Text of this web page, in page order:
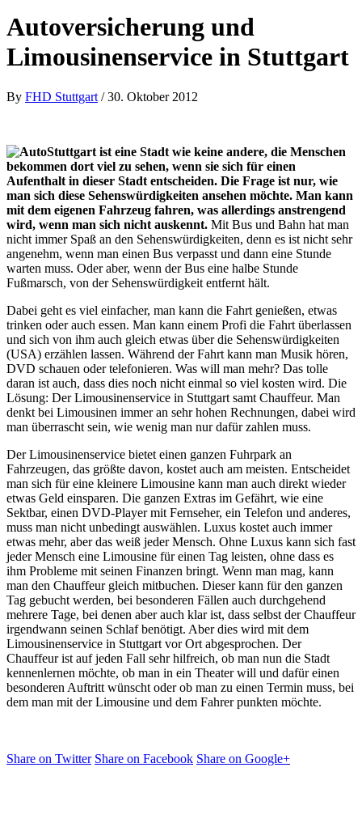
Autoversicherung und
Limousinenservice in Stuttgart
By FHD Stuttgart /30. Oktober 2012
Stuttgart ist eine Stadt wie keine andere, die Menschen
bekommen dort viel zu sehen, wenn sie sich für einen
Aufenthalt in dieser Stadt entscheiden. Die Frage ist nur, wie
man sich diese Sehenswürdigkeiten ansehen möchte. Man kann
mit dem eigenen Fahrzeug fahren, was allerdings anstrengend
wird, wenn man sich nicht auskennt. Mit Bus und Bahn hat man
nicht immer Spaß an den Sehenswürdigkeiten, denn es ist nicht sehr
angenehm, wenn man einen Bus verpasst und dann eine Stunde
warten muss. Oder aber, wenn der Bus eine halbe Stunde
Fußmarsch, von der Sehenswürdigkeit entfernt hält.
Dabei geht es viel einfacher, man kann die Fahrt genießen, etwas
trinken oder auch essen. Man kann einem Profi die Fahrt überlassen
und sich von ihm auch gleich etwas über die Sehenswürdigkeiten
(USA) erzählen lassen. Während der Fahrt kann man Musik hören,
DVD schauen oder telefonieren. Was will man mehr? Das tolle
daran ist auch, dass dies noch nicht einmal so viel kosten wird. Die
Lösung: Der Limousinenservice in Stuttgart samt Chauffeur. Man
denkt bei Limousinen immer an sehr hohen Rechnungen, dabei wird
man überrascht sein, wie wenig man nur dafür zahlen muss.
Der Limousinenservice bietet einen ganzen Fuhrpark an
Fahrzeugen, das größte davon, kostet auch am meisten. Entscheidet
man sich für eine kleinere Limousine kann man auch direkt wieder
etwas Geld einsparen. Die ganzen Extras im Gefährt, wie eine
Sektbar, einen DVD-Player mit Fernseher, ein Telefon und anderes,
muss man nicht unbedingt auswählen. Luxus kostet auch immer
etwas mehr, aber das weiß jeder Mensch. Ohne Luxus kann sich fast
jeder Mensch eine Limousine für einen Tag leisten, ohne dass es
ihm Probleme mit seinen Finanzen bringt. Wenn man mag, kann
man den Chauffeur gleich mitbuchen. Dieser kann für den ganzen
Tag gebucht werden, bei besonderen Fällen auch durchgehend
mehrere Tage, bei denen aber auch klar ist, dass selbst der Chauffeur
irgendwann seinen Schlaf benötigt. Aber dies wird mit dem
Limousinenservice in Stuttgart vor Ort abgesprochen. Der
Chauffeur ist auf jeden Fall sehr hilfreich, ob man nun die Stadt
kennenlernen möchte, ob man in ein Theater will und dafür einen
besonderen Auftritt wünscht oder ob man zu einen Termin muss, bei
dem man mit der Limousine und dem Fahrer punkten möchte.
Share on Twitter Share on Facebook Share on Google+